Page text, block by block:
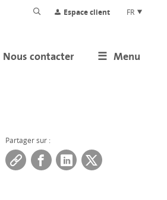
Espace client FR
Menu
Nous contacter
Partager sur :